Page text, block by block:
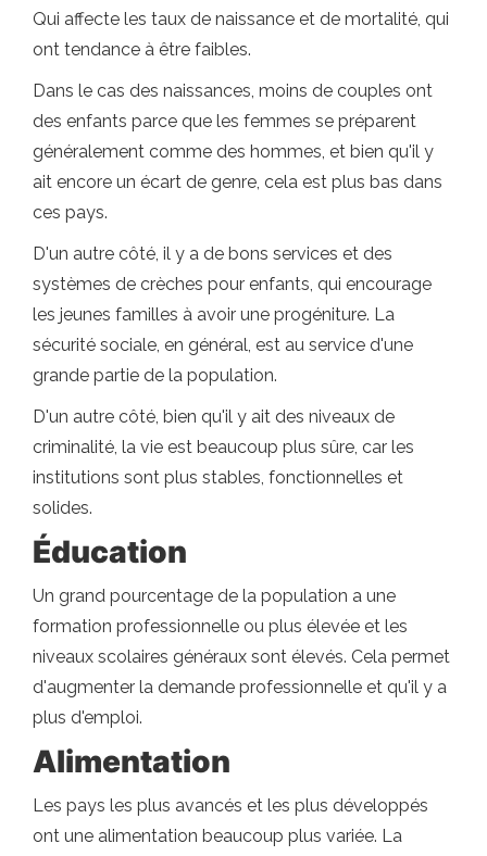
Qui affecte les taux de naissance et de mortalité, qui
ont tendance à être faibles.
Dans le cas des naissances, moins de couples ont
des enfants parce que les femmes se préparent
généralement comme des hommes, et bien qu'il y
ait encore un écart de genre, cela est plus bas dans
ces pays.
D'un autre côté, il y a de bons services et des
systèmes de crèches pour enfants, qui encourage
les jeunes familles à avoir une progéniture. La
sécurité sociale, en général, est au service d'une
grande partie de la population.
D'un autre côté, bien qu'il y ait des niveaux de
criminalité, la vie est beaucoup plus sûre, car les
institutions sont plus stables, fonctionnelles et
solides.
Éducation
Un grand pourcentage de la population a une
formation professionnelle ou plus élevée et les
niveaux scolaires généraux sont élevés. Cela permet
d'augmenter la demande professionnelle et qu'il y a
plus d'emploi.
Alimentation
Les pays les plus avancés et les plus développés
ont une alimentation beaucoup plus variée. La